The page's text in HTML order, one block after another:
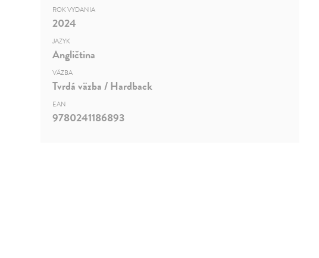
ROK VYDANIA
2024
JAZYK
Angličtina
VÄZBA
Tvrdá väzba / Hardback
EAN
9780241186893